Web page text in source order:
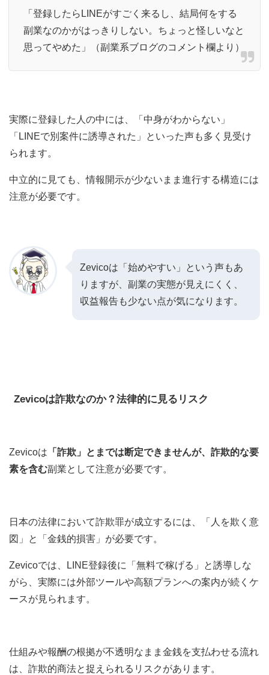
「登録したらLINEがすごく来るし、結局何をする
副業なのかがはっきりしない。ちょっと怪しいなと
思ってやめた」（副業系ブログのコメント欄より）
実際に登録した人の中には、「中身がわからない」
「LINEで別案件に誘導された」といった声も多く見受け
られます。
中立的に見ても、情報開示が少ないまま進行する構造には
注意が必要です。
Zevicoは「始めやすい」という声もあ
りますが、副業の実態が見えにくく、
収益報告も少ない点が気になります。
Zevicoは詐欺なのか？法律的に見るリスク
Zevicoは 「詐欺」とまでは断定できませんが、詐欺的な要
素を含む副業として注意が必要です。
日本の法律において詐欺罪が成立するには、「人を欺く意
図」と「金銭的損害」が必要です。
Zevicoでは、LINE登録後に「無料で稼げる」と誘導しな
がら、実際には外部ツールや高額プランへの案内が続くケ
ースが見られます。
仕組みや報酬の根拠が不透明なまま金銭を支払わせる流れ
は、詐欺的商法と捉えられるリスクがあります。